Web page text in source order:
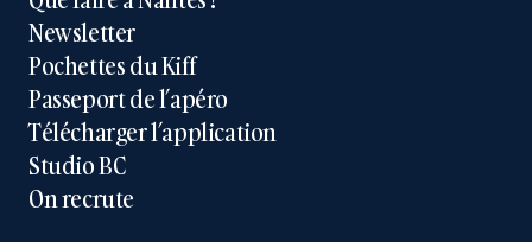
Newsletter
Pochettes du Kiff
Passeport de l’apéro
Télécharger l’application
Studio BC
On recrute